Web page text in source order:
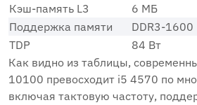
Кэш-память L3
6 МБ
Поддержка памяти
DDR3-1600
TDP
84 Вт
Как видно из таблицы,
10100 превосходит i5 4570 по
включая тактовую частоту,